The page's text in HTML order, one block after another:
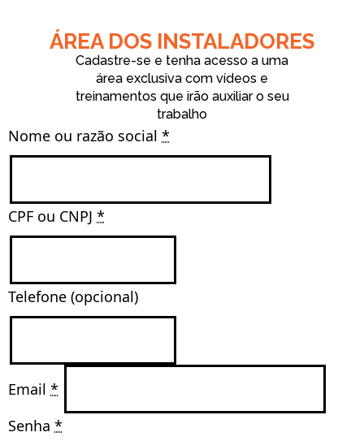
ÁREA DOS INSTALADORES
Cadastre-se e tenha acesso a uma
área exclusiva com vídeos e
treinamentos que irão auxiliar o seu
trabalho
Nome ou razão social *
CPF ou CNPJ *
Telefone (opcional)
Email *
Senha *